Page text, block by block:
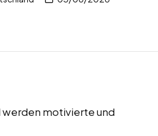
werden motivierte und